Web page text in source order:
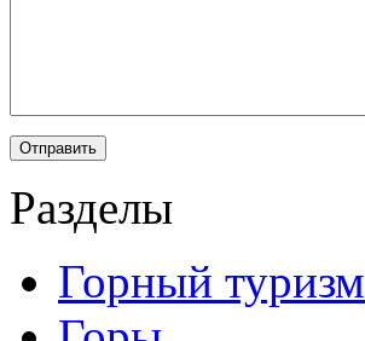
Разделы
Горный туризм